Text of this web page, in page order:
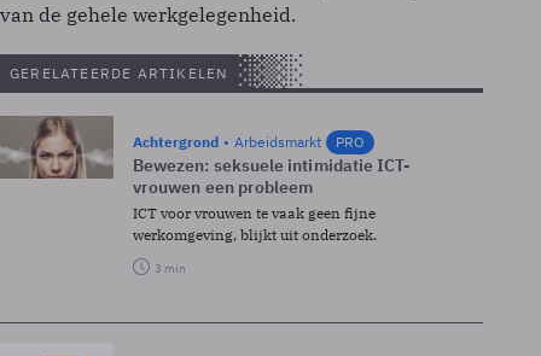
van de gehele werkgelegenheid.
GERELATEERDE ARTIKELEN
Achtergrond Arbeidsmarkt PRO
Bewezen: seksuele intimidatie ICT-
vrouwen een probleem
ICT voor vrouwen te vaak geen fijne
werkomgeving, blijkt uit onderzoek.
3 min